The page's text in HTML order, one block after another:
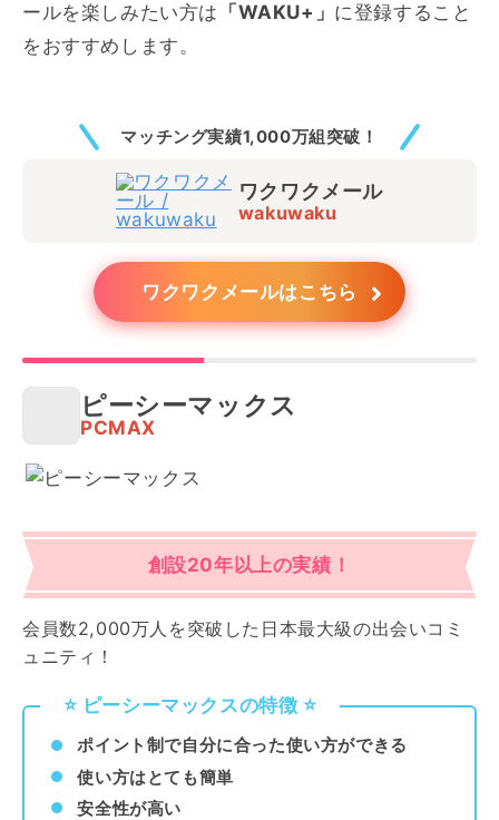
ールを楽しみたい方は 「WAKU+」 に登録すること
をおすすめします。
マッチング実績1,000万組突破！
ワクワクメール
wakuwaku
ワクワクメールはこちら
ピーシーマックス
PCMAX
創設20年以上の実績！
会員数2,000万人を突破した日本最大級の出会いコミ
ュニティ！
⭐️ ピーシーマックスの特徴 ⭐️
ポイント制で自分に合った使い方ができる
使い方はとても簡単
安全性が高い